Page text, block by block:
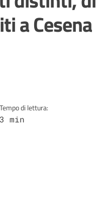
a Cesena
Tempo di lettura:
3 min